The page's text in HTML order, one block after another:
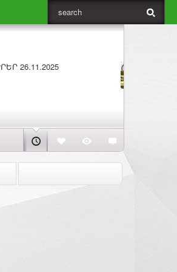
Բարի լույս 25.11.2025